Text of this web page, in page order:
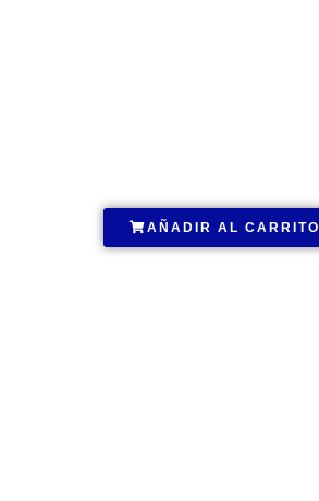
AÑADIR AL CARRITO